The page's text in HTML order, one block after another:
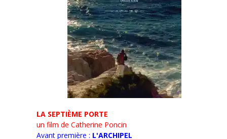
LA SEPTIÈME PORTE
un film de Catherine Poncin
Avant première : L'ARCHIPEL